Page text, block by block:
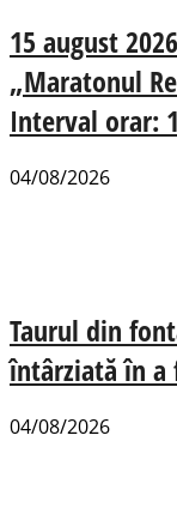
15 august
„Maratonul
Interval orar:
04/08/2026
Taurul din
întârziată în a
04/08/2026